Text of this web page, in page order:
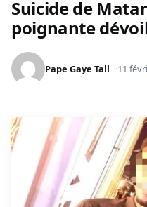
Suicide de
poignante
Pape Gaye Tall 11